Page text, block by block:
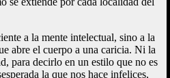
a la mente intelectual, sino a la
abre el cuerpo a una caricia. Ni la
para decirlo en un estilo que no es
la que nos hace infelices,